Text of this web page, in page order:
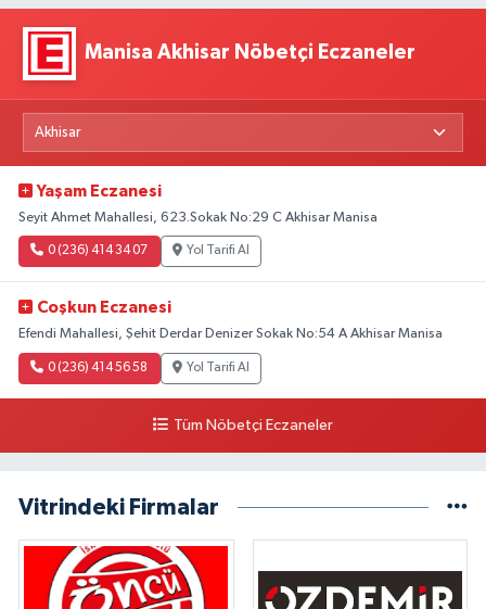
Manisa Akhisar Nöbetçi Eczaneler
Yaşam Eczanesi
Seyit Ahmet Mahallesi, 623.Sokak No:29 C Akhisar Manisa
0 (236) 414 34 07 Yol Tarifi Al
Coşkun Eczanesi
Efendi Mahallesi, Şehit Derdar Denizer Sokak No:54 A Akhisar Manisa
0 (236) 414 56 58 Yol Tarifi Al
Tüm Nöbetçi Eczaneler
Vitrindeki Firmalar